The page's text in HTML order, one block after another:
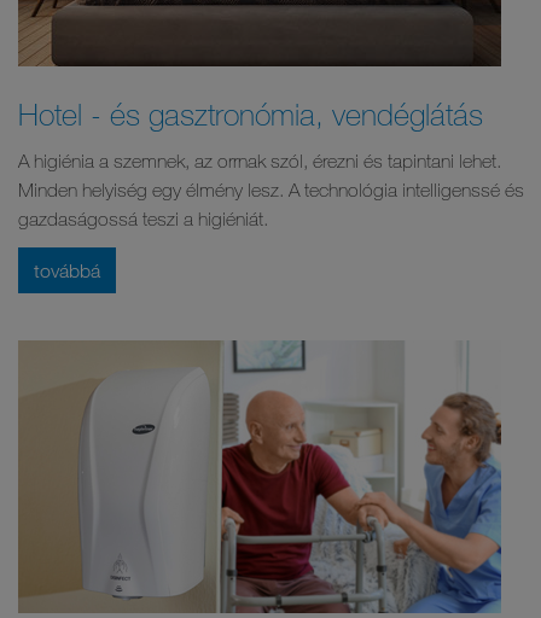
Hotel - és gasztronómia, vendéglátás
A higiénia a szemnek, az orrnak szól, érezni és tapintani lehet.
Minden helyiség egy élmény lesz. A technológia intelligenssé és
gazdaságossá teszi a higiéniát.
továbbá